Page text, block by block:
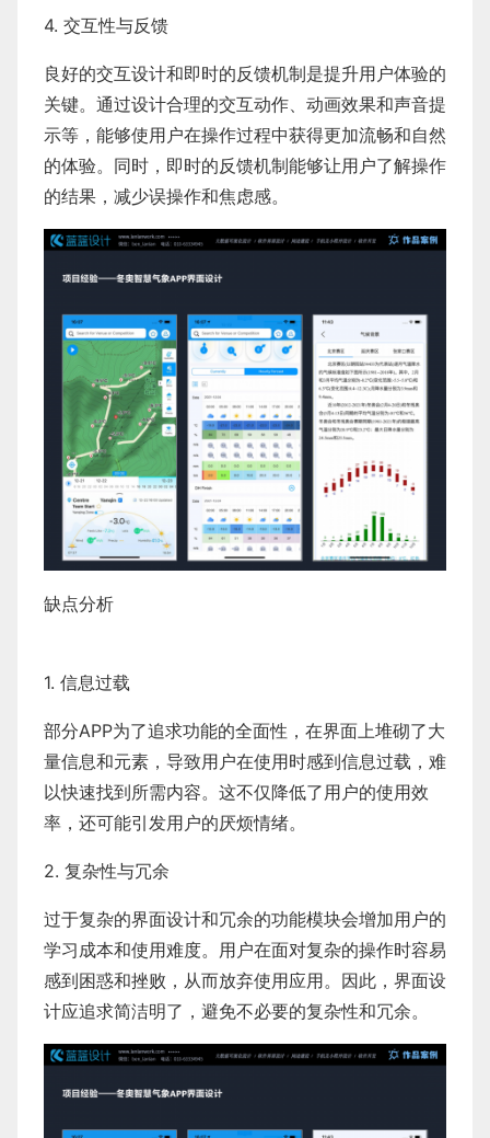
4. 交互性与反馈
良好的交互设计和即时的反馈机制是提升用户体验的
关键。通过设计合理的交互动作、动画效果和声音提
示等，能够使用户在操作过程中获得更加流畅和自然
的体验。同时，即时的反馈机制能够让用户了解操作
的结果，减少误操作和焦虑感。
缺点分析
1. 信息过载
部分APP为了追求功能的全面性，在界面上堆砌了大
量信息和元素，导致用户在使用时感到信息过载，难
以快速找到所需内容。这不仅降低了用户的使用效
率，还可能引发用户的厌烦情绪。
2. 复杂性与冗余
过于复杂的界面设计和冗余的功能模块会增加用户的
学习成本和使用难度。用户在面对复杂的操作时容易
感到困惑和挫败，从而放弃使用应用。因此，界面设
计应追求简洁明了，避免不必要的复杂性和冗余。